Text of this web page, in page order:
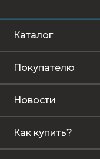
Каталог
Покупателю
Новости
Как купить?